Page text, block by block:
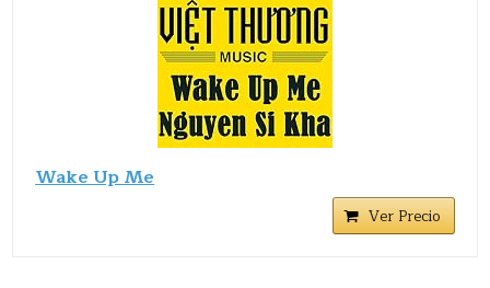
Wake Up Me
Ver Precio